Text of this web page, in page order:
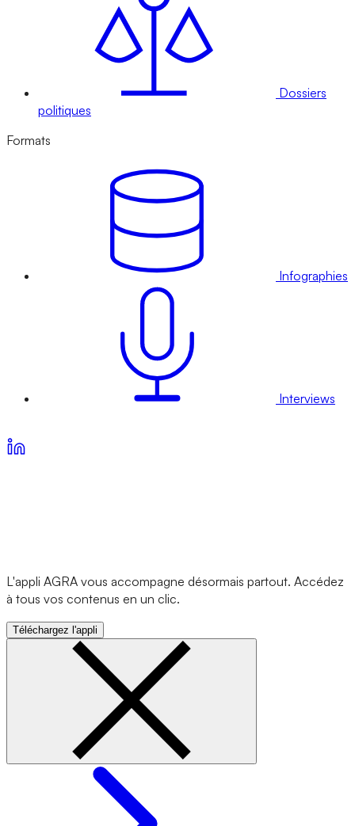
Dossiers
politiques
Formats
Infographies
Interviews
L'appli AGRA vous accompagne désormais partout. Accédez
à tous vos contenus en un clic.
Téléchargez l'appli